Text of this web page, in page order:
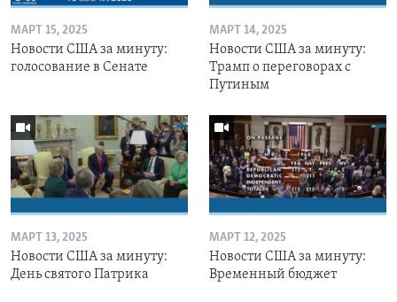
МАРТ 15, 2025
Новости США за минуту:
голосование в Сенате
МАРТ 14, 2025
Новости США за минуту:
Трамп о переговорах с
Путиным
МАРТ 13, 2025
Новости США за минуту:
День святого Патрика
МАРТ 12, 2025
Новости США за минуту:
Временный бюджет